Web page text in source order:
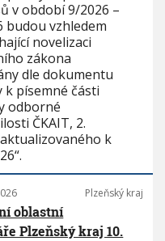
v období 9/2026 –
budou vzhledem
novelizaci
zákona
dle dokumentu
k písemné části
odborné
ČKAIT, 2.
k
Plzeňský kraj
oblastní
Plzeňský kraj 10.